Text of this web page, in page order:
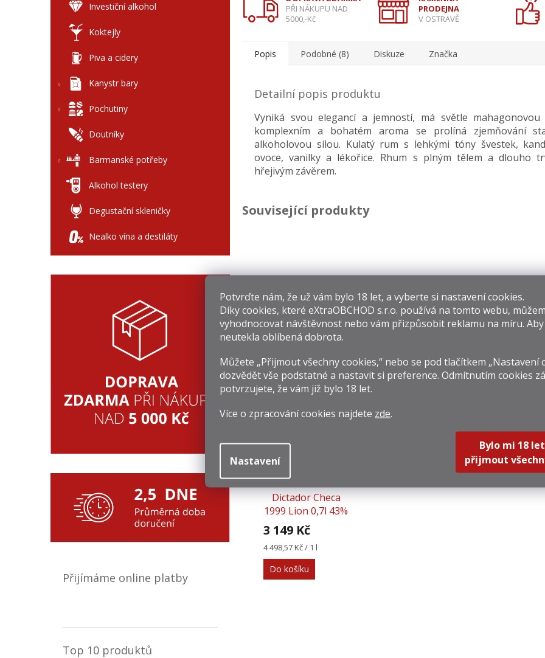
Potvrďte nám​​, že už vám bylo 18 let, a vyberte si nastavení cookies.
Díky cookies, které eXtraOBCHOD s.r.o. používá na tomto webu,
vyhodnocovat návštěvnost nebo vám přizpůsobit reklamu na míru. Aby
neutekla oblíbená dobrota.
Můžete „Přijmout všechny cookies,“ nebo se pod tlačítkem „Nastavení
dozvědět vše podstatné a nastavit si preference. Odmítnutím cookies
potvrzujete, že vám již bylo 18 let.
Více o zpracování cookies najdete zde.
Nastavení
Bylo mi 18
přijmout
Investiční alkohol
Koktejly
Piva a cidery
Kanystr bary
Pochutiny
Doutníky
Barmanské potřeby
Alkohol testery
Degustační skleničky
Nealko vína a destiláty
Přijímáme online platby
Top 10 produktů
PŘI NÁKUPU NAD
5000,-Kč
PRODEJNA
V OSTRAVĚ
Popis Podobné (8) Diskuze Značka
Detailní popis produktu
Vyniká svou elegancí a jemností, má světle
komplexním a bohatém aroma se prolíná zjemňování
alkoholovou sílou. Kulatý rum s lehkými tóny švestek,
ovoce, vanilky a lékořice. Rhum s plným tělem a dlouho
hřejivým závěrem.
Související produkty
Zacapa
Centenario Solera
Gran Reserva 1l
1 399 Kč
Měrná
cena:
1 399 Kč / 1 l
Do košíku
Old St. Croix Non
Plus Ultra Black
Měrná
cena:
3 427,14 Kč / 1 l
Do košíku
Měrná
cena:
1
Do
Dictador Checa
1999 Lion 0,7l 43%
3 149 Kč
Měrná
cena:
4 498,57 Kč / 1 l
Do košíku